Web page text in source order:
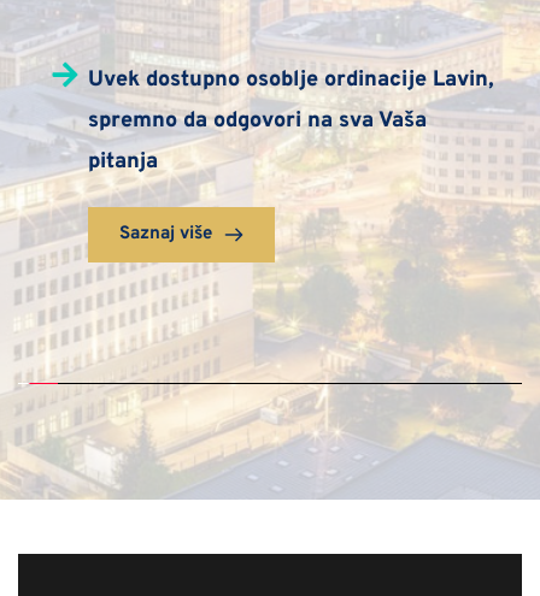
Uvek dostupno osoblje ordinacije Lavin,
spremno da odgovori na sva Vaša
pitanja
Saznaj više